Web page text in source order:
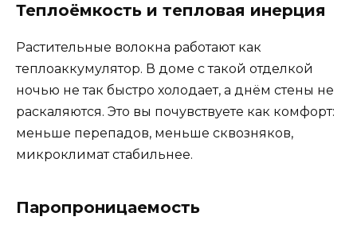
Теплоёмкость и тепловая инерция
Растительные волокна работают как
теплоаккумулятор. В доме с такой отделкой
ночью не так быстро холодает, а днём стены не
раскаляются. Это вы почувствуете как комфорт:
меньше перепадов, меньше сквозняков,
микроклимат стабильнее.
Паропроницаемость